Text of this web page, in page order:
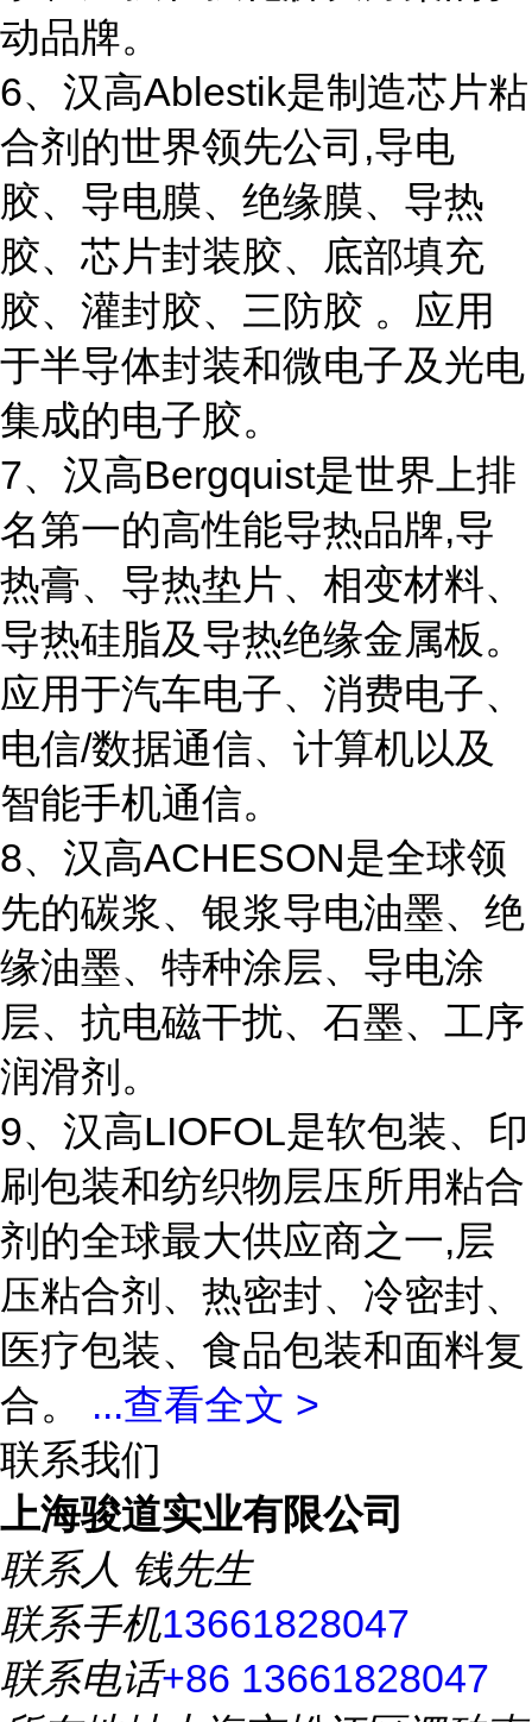
动品牌。
6、汉高Ablestik是制造芯片粘
合剂的世界领先公司,导电
胶、导电膜、绝缘膜、导热
胶、芯片封装胶、底部填充
胶、灌封胶、三防胶 。应用
于半导体封装和微电子及光电
集成的电子胶。
7、汉高Bergquist是世界上排
名第一的高性能导热品牌,导
热膏、导热垫片、相变材料、
导热硅脂及导热绝缘金属板。
应用于汽车电子、消费电子、
电信/数据通信、计算机以及
智能手机通信。
8、汉高ACHESON是全球领
先的碳浆、银浆导电油墨、绝
缘油墨、特种涂层、导电涂
层、抗电磁干扰、石墨、工序
润滑剂。
9、汉高LIOFOL是软包装、印
刷包装和纺织物层压所用粘合
剂的全球最大供应商之一,层
压粘合剂、热密封、冷密封、
医疗包装、食品包装和面料复
合。 ...查看全文 >
联系我们
上海骏道实业有限公司
联系人 钱先生
联系手机13661828047
联系电话+86 13661828047